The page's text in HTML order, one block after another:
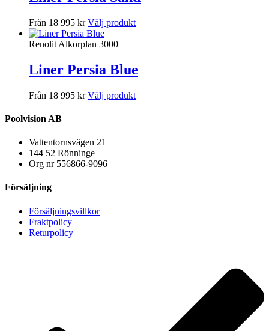
Från 18 995 kr Välj produkt
Renolit Alkorplan 3000
Liner Persia Blue
Från 18 995 kr Välj produkt
Poolvision AB
Vattentornsvägen 21
144 52 Rönninge
Org nr 556866-9096
Försäljning
Försäljningsvillkor
Fraktpolicy
Returpolicy